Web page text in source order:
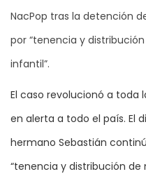
NacPop tras la detención
por “tenencia y
infantil”.
El caso revolucionó a toda
en alerta a todo el país. El
hermano Sebastián
“tenencia y distribución de